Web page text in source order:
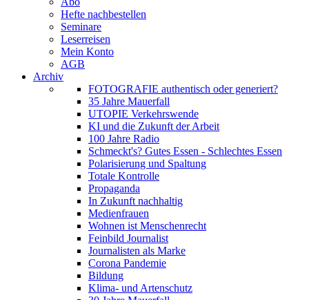
Hefte nachbestellen
Seminare
Leserreisen
Mein Konto
AGB
Archiv
FOTOGRAFIE authentisch oder generiert?
35 Jahre Mauerfall
UTOPIE Verkehrswende
KI und die Zukunft der Arbeit
100 Jahre Radio
Schmeckt's? Gutes Essen - Schlechtes Essen
Polarisierung und Spaltung
Totale Kontrolle
Propaganda
In Zukunft nachhaltig
Medienfrauen
Wohnen ist Menschenrecht
Feinbild Journalist
Journalisten als Marke
Corona Pandemie
Bildung
Klima- und Artenschutz